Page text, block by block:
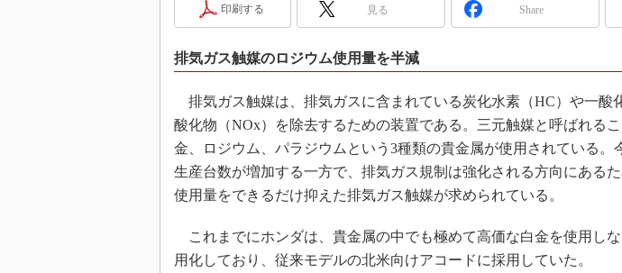
日本ものづくりワールド
ISO26262
3Dプリンタ
デジタルツインと
S＆OP
インダストリー4.0
イノベーション
メイドインジャパン
植物工場
印刷する 見る Share
排気ガス触媒のロジウム使用量を半減
排気ガス触媒は、排気ガスに含まれている炭化水素（HC）や一酸
酸化物（NOx）を除去するための装置である。三元触媒と呼ばれる
金、ロジウム、パラジウムという3種類の貴金属が使用されている。
生産台数が増加する一方で、排気ガス規制は強化される方向にある
使用量をできるだけ抑えた排気ガス触媒が求められている。
これまでにホンダは、貴金属の中でも極めて高価な白金を使用し
用化しており、従来モデルの北米向けアコードに採用していた。